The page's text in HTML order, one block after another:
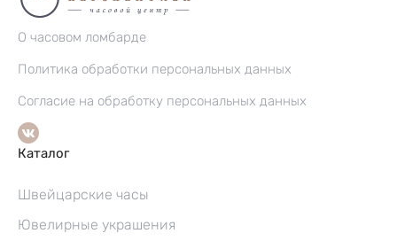
О часовом ломбарде
Политика обработки персональных данных
Согласие на обработку персональных данных
Каталог
Швейцарские часы
Ювелирные украшения